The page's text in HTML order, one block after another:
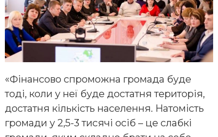
«Фінансово спроможна громада буде
тоді, коли у неї буде достатня територія,
достатня кількість населення. Натомість
громади у 2,5-3 тисячі осіб – це слабкі